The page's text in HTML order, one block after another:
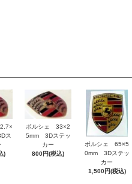
ス
)
ポルシェ 33×2
5mm 3Dステッ
カー
800円(税込)
ポルシェ 65×5
0mm 3Dステッ
カー
1,500円(税込)